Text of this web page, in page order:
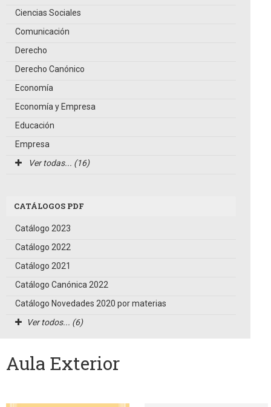
Ciencias Sociales
Comunicación
Derecho
Derecho Canónico
Economía
Economía y Empresa
Educación
Empresa
Ver todas... (16)
CATÁLOGOS PDF
Catálogo 2023
Catálogo 2022
Catálogo 2021
Catálogo Canónica 2022
Catálogo Novedades 2020 por materias
Ver todos... (6)
Aula Exterior